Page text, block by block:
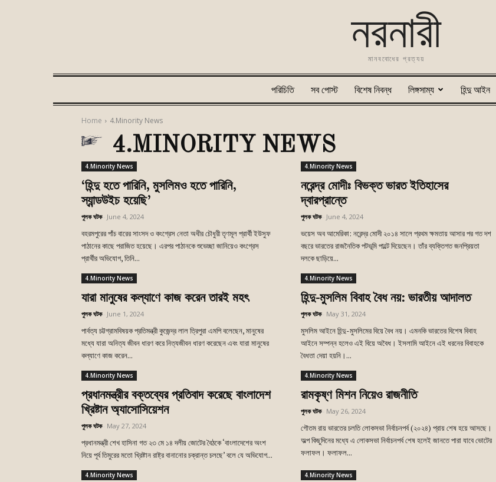
নরনারী
মানববোধের প্রত্যয়
পরিচিতি সব পোস্ট বিশেষ নিবন্ধ লিঙ্গসাম্য হিন্দু আইন
Home 4.Minority News
4.MINORITY NEWS
4.Minority News
‘হিন্দু হতে পারিনি, মুসলিমও হতে পারিনি,
স্যান্ডউইচ হয়েছি’
পুলক ঘটক June 4, 2024
বহরমপুরের পাঁচ বারের সাংসদ ও কংগ্রেস নেতা অধীর চৌধুরী তৃণমূল প্রার্থী ইউসুফ
পাঠানের কাছে পরাজিত হয়েছে। এরপর পাঠানকে শুভেচ্ছা জানিয়েও কংগ্রেস
প্রার্থীর অভিযোগ, তিনি...
4.Minority News
নরেন্দ্র মোদীঃ বিভক্ত ভারত ইতিহাসের
দ্বারপ্রান্তে
পুলক ঘটক June 4, 2024
ভয়েস অব আমেরিকা: নরেন্দ্র মোদী ২০১৪ সালে প্রথম ক্ষমতায় আসার পর গত দশ
বছরে ভারতের রাজনৈতিক পটভূমি পাল্টে দিয়েছেন। তাঁর ব্যক্তিগত জনপ্রিয়তা
দলকে ছাড়িয়ে...
4.Minority News
যারা মানুষের কল্যাণে কাজ করেন তারই মহৎ
পুলক ঘটক June 1, 2024
পার্বত্য চট্টগ্রামবিষয়ক প্রতিমন্ত্রী কুজেন্দ্র লাল ত্রিপুরা এমপি বলেছেন, মানুষের
মধ্যে যারা অনিত্য জীবন ধারণ করে নিত্যজীবন ধারণ করেছেন এবং যারা মানুষের
কল্যাণে কাজ করেন...
4.Minority News
হিন্দু-মুসলিম বিবাহ বৈধ নয়: ভারতীয় আদালত
পুলক ঘটক May 31, 2024
মুসলিম আইনে হিন্দু-মুসলিমের বিয়ে বৈধ নয়। এমনকি ভারতের বিশেষ বিবাহ
আইনে সম্পন্ন হলেও এই বিয়ে অবৈধ। ইসলামি আইনে এই ধরনের বিবাহকে
বৈধতা দেয়া হয়নি।...
4.Minority News
প্রধানমন্ত্রীর বক্তব্যের প্রতিবাদ করেছে বাংলাদেশ
খ্রিষ্টান অ্যাসোসিয়েশন
পুলক ঘটক May 27, 2024
প্রধানমন্ত্রী শেখ হাসিনা গত ২৩ মে ১৪ দলীয় জোটের বৈঠকে ‘বাংলাদেশের অংশ
নিয়ে পূর্ব তিমুরের মতো খ্রিষ্টান রাষ্ট্র বানানোর চক্রান্ত চলছে’ বলে যে অভিযোগ...
4.Minority News
রামকৃষ্ণ মিশন নিয়েও রাজনীতি
পুলক ঘটক May 26, 2024
গৌতম রায় ভারতের চলতি লোকসভা নির্বাচনপর্ব (২০২৪) প্রায় শেষ হয়ে আসছে।
অল্প কিছুদিনের মধ্যে এ লোকসভা নির্বাচনপর্ব শেষ হলেই জানতে পারা যাবে ভোটের
ফলাফল। ফলাফল...
4.Minority News 4.Minority News